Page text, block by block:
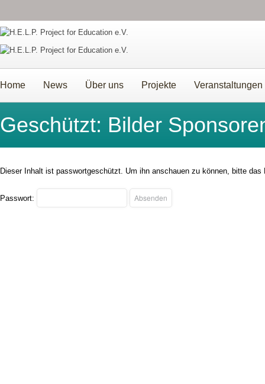
Home News Über uns Projekte Veranstaltungen
Geschützt: Bilder
Dieser Inhalt ist passwortgeschützt. Um ihn anschauen zu können, bitte das
Passwort: